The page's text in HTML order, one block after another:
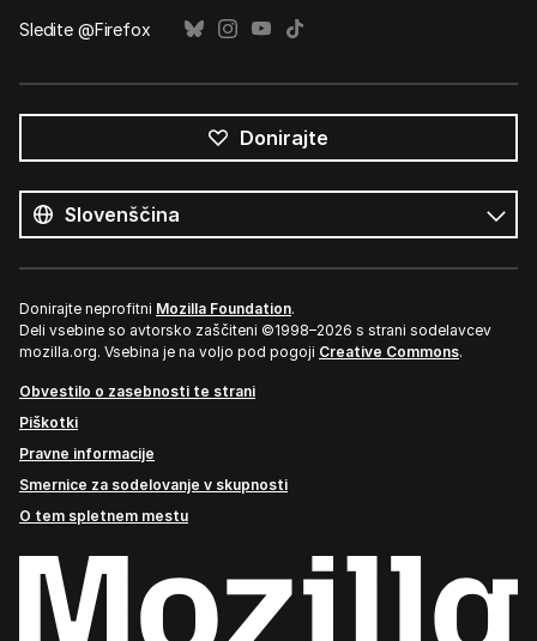
Sledite @Firefox
Donirajte
jeziki
Jezik
Donirajte neprofitni Mozilla Foundation.
Deli vsebine so avtorsko zaščiteni ©1998–2026 s strani sodelavcev
mozilla.org. Vsebina je na voljo pod pogoji Creative Commons.
Obvestilo o zasebnosti te strani
Piškotki
Pravne informacije
Smernice za sodelovanje v skupnosti
O tem spletnem mestu